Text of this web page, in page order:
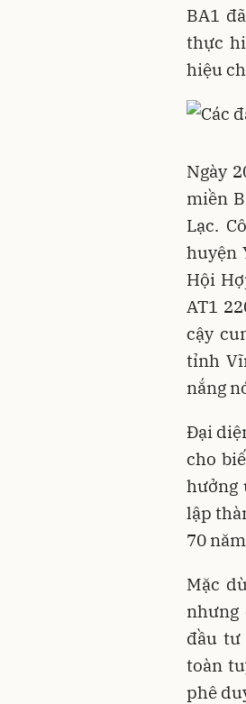
BA1
thực
hiệu
Ngày
miền
Lạc.
huyện
Hội
AT1
cậy
tỉnh
nắng
Đại
cho
hưởng
lập
70
Mặc
nhưng
đầu tư
toàn
phê